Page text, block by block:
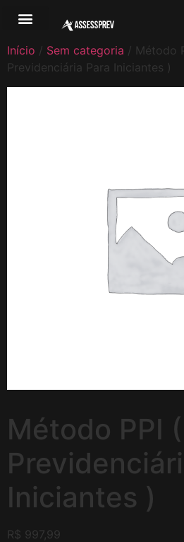
Início / Sem categoria / Método
Previdenciária Para Iniciantes )
Método PPI
Iniciantes )
R$ 997,99